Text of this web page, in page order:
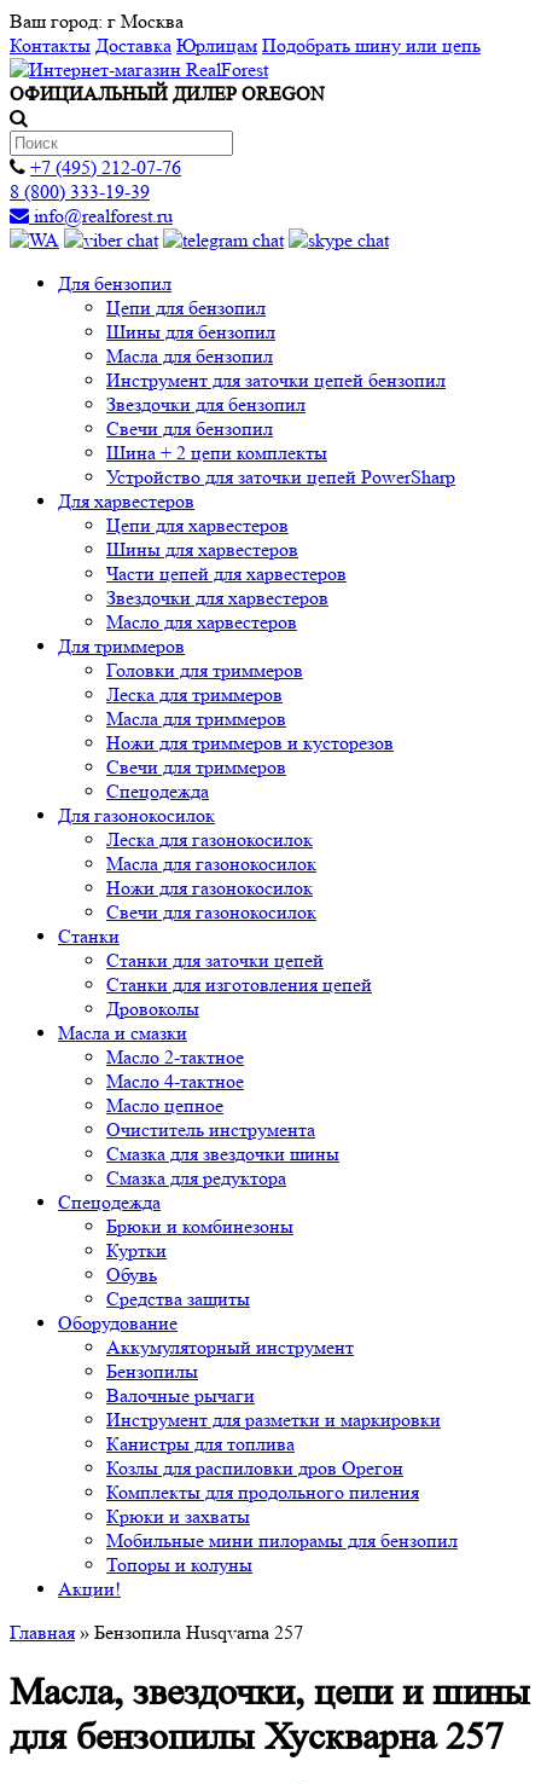
Ваш город: г Москва
Контакты Доставка Юрлицам Подобрать шину или цепь
ОФИЦИАЛЬНЫЙ ДИЛЕР OREGON
+7 (495) 212-07-76
8 (800) 333-19-39
info@realforest.ru
Для бензопил
Цепи для бензопил
Шины для бензопил
Масла для бензопил
Инструмент для заточки цепей бензопил
Звездочки для бензопил
Свечи для бензопил
Шина + 2 цепи комплекты
Устройство для заточки цепей PowerSharp
Для харвестеров
Цепи для харвестеров
Шины для харвестеров
Части цепей для харвестеров
Звездочки для харвестеров
Масло для харвестеров
Для триммеров
Головки для триммеров
Леска для триммеров
Масла для триммеров
Ножи для триммеров и кусторезов
Свечи для триммеров
Спецодежда
Для газонокосилок
Леска для газонокосилок
Масла для газонокосилок
Ножи для газонокосилок
Свечи для газонокосилок
Станки
Cтанки для заточки цепей
Станки для изготовления цепей
Дровоколы
Масла и смазки
Масло 2-тактное
Масло 4-тактное
Масло цепное
Очиститель инструмента
Смазка для звездочки шины
Смазка для редуктора
Спецодежда
Брюки и комбинезоны
Куртки
Обувь
Средства защиты
Оборудование
Аккумуляторный инструмент
Бензопилы
Валочные рычаги
Инструмент для разметки и маркировки
Канистры для топлива
Козлы для распиловки дров Орегон
Комплекты для продольного пиления
Крюки и захваты
Мобильные мини пилорамы для бензопил
Топоры и колуны
Акции!
Главная » Бензопила Husqvarna 257
Масла, звездочки, цепи и шины
для бензопилы Хускварна 257